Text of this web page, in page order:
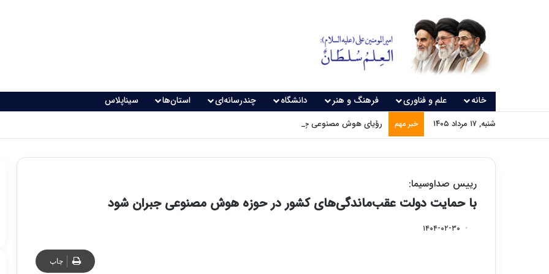
خانه علم و فناوری فرهنگ و هنر دانشگاه چندرسانه‌ای استان‌ها سیناپلاس
شنبه, ۱۷ مرداد ۱۴۰۵ خبر مهم رؤیای هوش مصنوعی چه زمانی واقعی می‌شود؟
رییس صداوسیما:
با حمایت دولت عقب‌ماندگی‌های کشور در حوزه هوش مصنوعی جبران شود
۱۴۰۴-۰۲-۳۰
چاپ